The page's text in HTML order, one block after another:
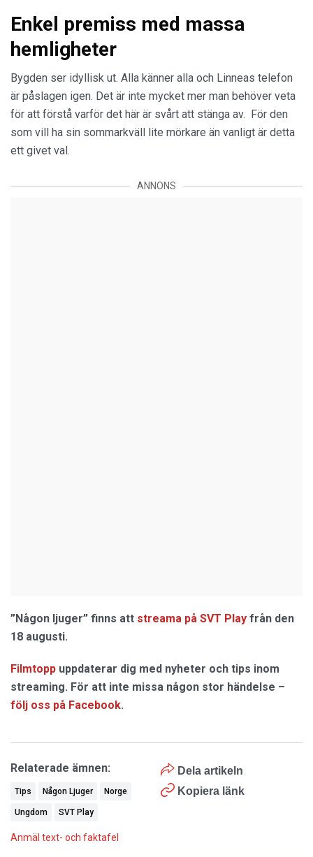
Enkel premiss med massa
hemligheter
Bygden ser idyllisk ut. Alla känner alla och Linneas telefon
är påslagen igen. Det är inte mycket mer man behöver veta
för att förstå varför det här är svårt att stänga av. För den
som vill ha sin sommarkväll lite mörkare än vanligt är detta
ett givet val.
ANNONS
”Någon ljuger” finns att streama på SVT Play från den
18 augusti.
Filmtopp uppdaterar dig med nyheter och tips inom
streaming. För att inte missa någon stor händelse –
följ oss på Facebook.
Dela artikeln
Kopiera länk
Relaterade ämnen:
Tips Någon Ljuger Norge
Ungdom SVT Play
Anmäl text- och faktafel